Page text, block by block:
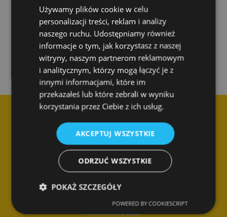
Skontaktuj się z nami
SPEC Smart Cleaning Sp. z o.o.
ul. Braniborska 14
53-680 Wrocław
Używamy plików cookie w celu
personalizacji treści, reklam i analizy
naszego ruchu. Udostępniamy również
informacje o tym, jak korzystasz z naszej
witryny, naszym partnerom reklamowym
i analitycznym, którzy mogą łączyć je z
innymi informacjami, które im
przekazałeś lub które zebrali w wyniku
korzystania przez Ciebie z ich usług.
AKCEPTUJ WSZYSTKIE
ODRZUĆ WSZYSTKIE
POKAŻ SZCZEGÓŁY
POWERED BY COOKIESCRIPT